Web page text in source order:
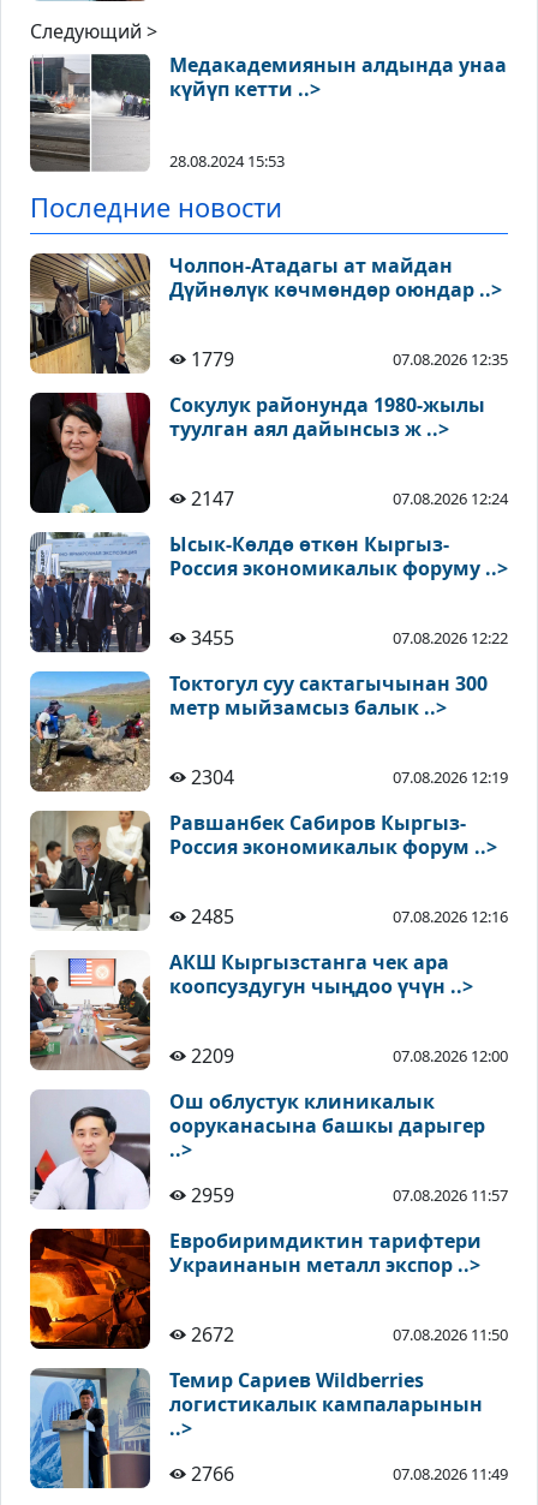
Следующий >
Медакадемиянын алдында унаа
күйүп кетти ..>
28.08.2024 15:53
Последние новости
Чолпон-Атадагы ат майдан
Дүйнөлүк көчмөндөр оюндар ..>
1779 07.08.2026 12:35
Сокулук районунда 1980-жылы
туулган аял дайынсыз ж ..>
2147 07.08.2026 12:24
Ысык-Көлдө өткөн Кыргыз-
Россия экономикалык форуму ..>
3455 07.08.2026 12:22
Токтогул суу сактагычынан 300
метр мыйзамсыз балык ..>
2304 07.08.2026 12:19
Равшанбек Сабиров Кыргыз-
Россия экономикалык форум ..>
2485 07.08.2026 12:16
АКШ Кыргызстанга чек ара
коопсуздугун чыңдоо үчүн ..>
2209 07.08.2026 12:00
Ош облустук клиникалык
ооруканасына башкы дарыгер
..>
2959
07.08.2026 11:57
Евробиримдиктин тарифтери
Украинанын металл экспор ..>
2672 07.08.2026 11:50
Темир Сариев Wildberries
логистикалык кампаларынын
..>
2766
07.08.2026 11:49